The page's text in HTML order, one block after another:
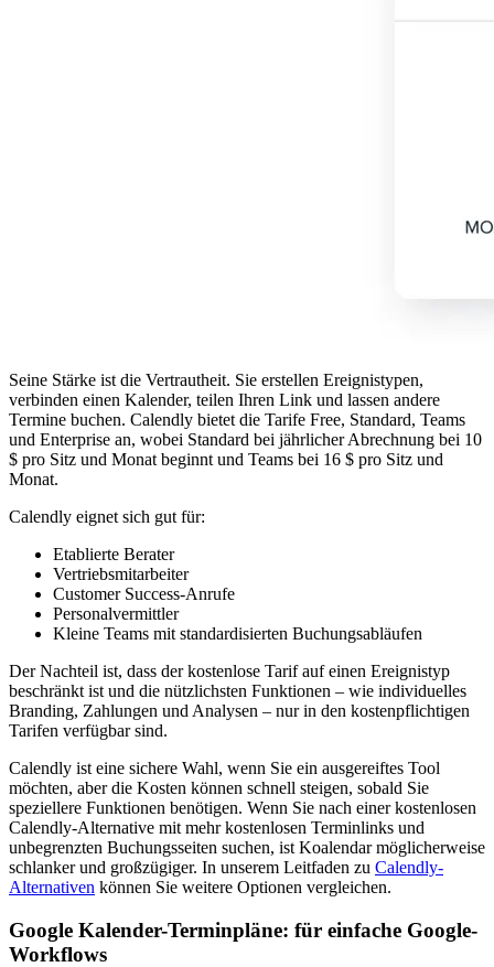
Seine Stärke ist die Vertrautheit. Sie erstellen Ereignistypen,
verbinden einen Kalender, teilen Ihren Link und lassen andere
Termine buchen. Calendly bietet die Tarife Free, Standard, Teams
und Enterprise an, wobei Standard bei jährlicher Abrechnung bei 10
$ pro Sitz und Monat beginnt und Teams bei 16 $ pro Sitz und
Monat.
Calendly eignet sich gut für:
Etablierte Berater
Vertriebsmitarbeiter
Customer Success-Anrufe
Personalvermittler
Kleine Teams mit standardisierten Buchungsabläufen
Der Nachteil ist, dass der kostenlose Tarif auf einen Ereignistyp
beschränkt ist und die nützlichsten Funktionen – wie individuelles
Branding, Zahlungen und Analysen – nur in den kostenpflichtigen
Tarifen verfügbar sind.
Calendly ist eine sichere Wahl, wenn Sie ein ausgereiftes Tool
möchten, aber die Kosten können schnell steigen, sobald Sie
speziellere Funktionen benötigen. Wenn Sie nach einer kostenlosen
Calendly-Alternative mit mehr kostenlosen Terminlinks und
unbegrenzten Buchungsseiten suchen, ist Koalendar möglicherweise
schlanker und großzügiger. In unserem Leitfaden zu Calendly-
Alternativen können Sie weitere Optionen vergleichen.
Google Kalender-Terminpläne: für einfache Google-
Workflows